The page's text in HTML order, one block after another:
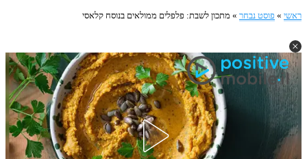
ראשי » פוסט נבחר » מתכון לשבת: פלפלים ממולאים בנוסח קלאסי